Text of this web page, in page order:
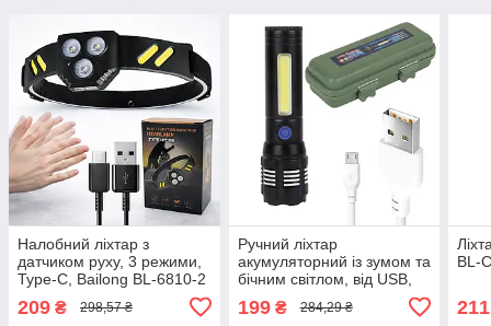
Налобний ліхтар з
датчиком руху, 3 режими,
Type-C, Bailong BL-6810-2
/ Акумуляторний ліхтарик
на голову / Ліхтарик на
209 ₴ 298,57 ₴
Ручний ліхтар
акумуляторний із зумом та
бічним світлом, від USB,
Акумуляторний ліхтарик
199₴ 284,29 ₴
BL-
211